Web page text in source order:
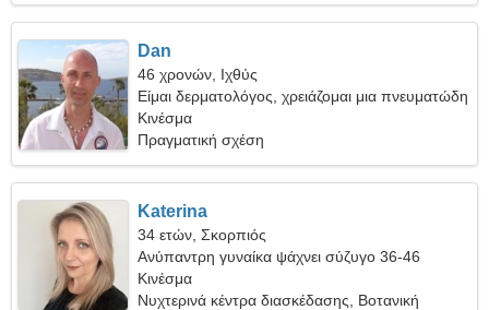
Dan
46 χρονών, Ιχθύς
Είμαι δερματολόγος, χρειάζομαι μια πνευματώδη
γυναίκα
Κινέσμα
Πραγματική σχέση
Katerina
34 ετών, Σκορπιός
Ανύπαντρη γυναίκα ψάχνει σύζυγο 36-46
Κινέσμα
Νυχτερινά κέντρα διασκέδασης, Βοτανική